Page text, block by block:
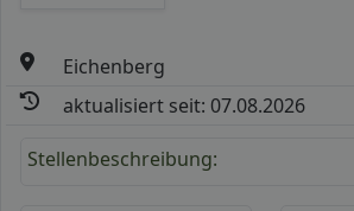
Eichenberg
aktualisiert seit: 07.08.2026
Stellenbeschreibung: